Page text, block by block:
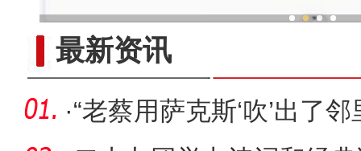
最新资讯
·“老蔡用萨克斯‘吹’出了邻